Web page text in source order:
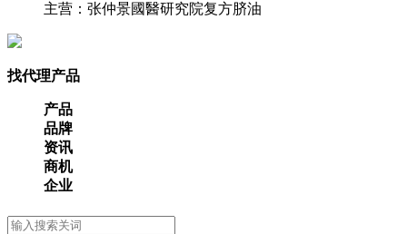
主营：张仲景國醫研究院复方脐油
找代理产品
产品
品牌
资讯
商机
企业